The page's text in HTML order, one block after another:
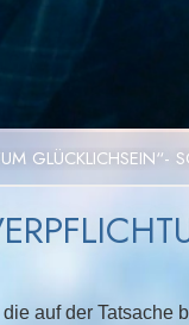
GLÜCKLICHSEIN“-
auf der Tatsache